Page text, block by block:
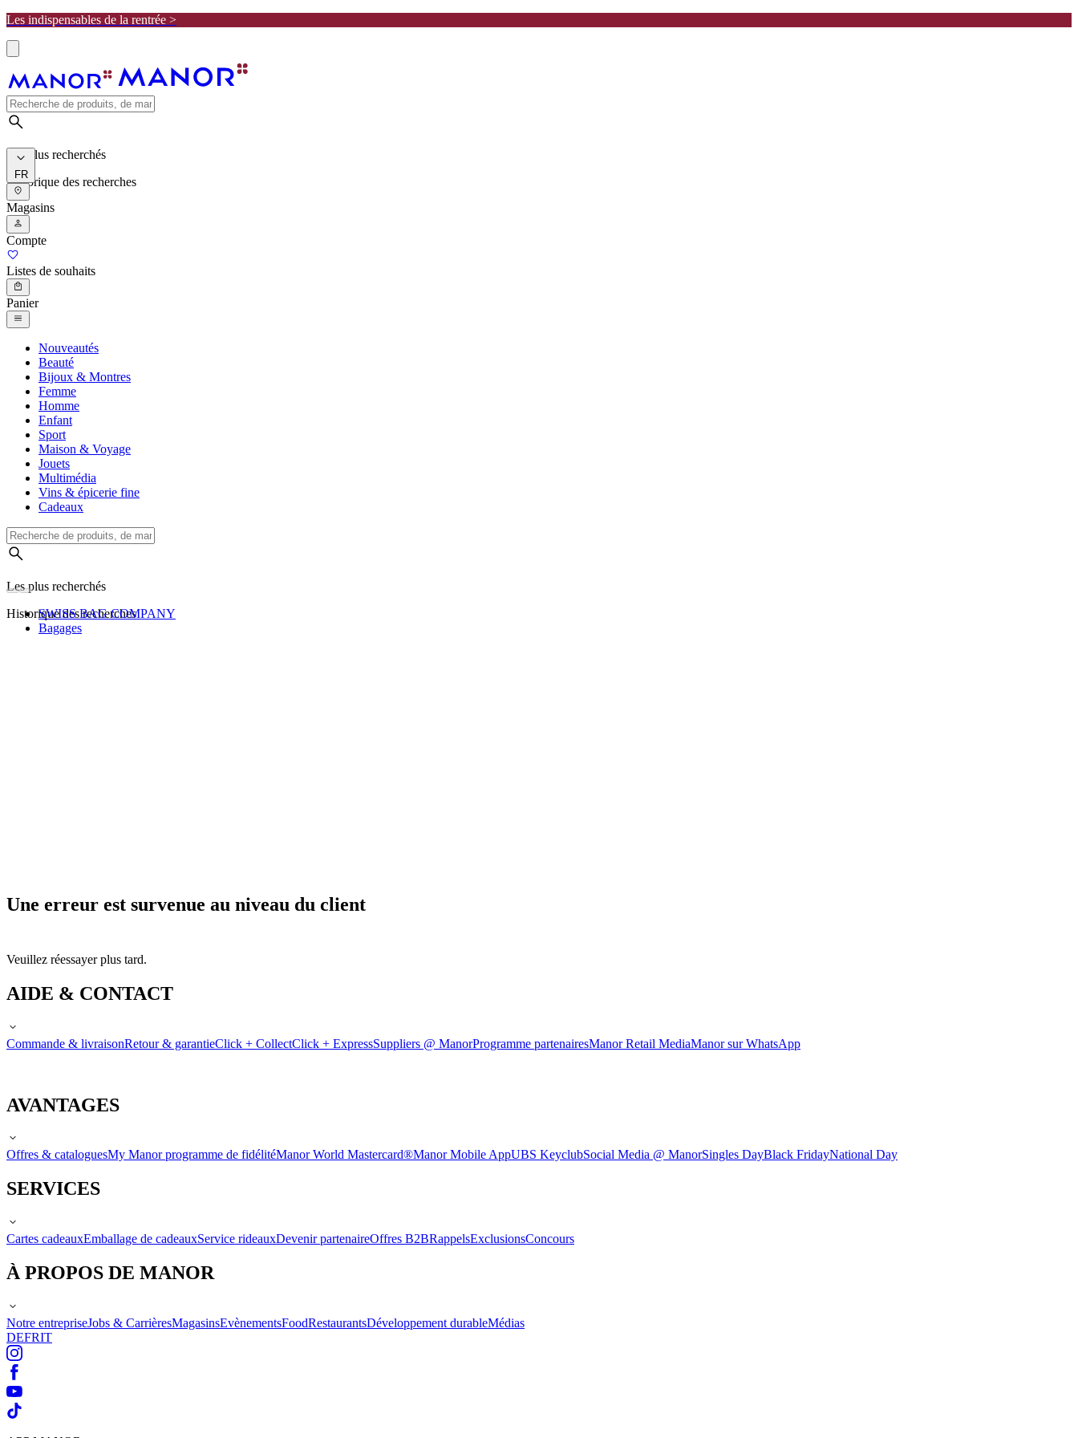
Les indispensables de la rentrée >
Les plus recherchés
Historique des recherches
FR
Magasins
Compte
Listes de souhaits
Panier
Nouveautés
Beauté
Bijoux & Montres
Femme
Homme
Enfant
Sport
Maison & Voyage
Jouets
Multimédia
Vins & épicerie fine
Cadeaux
Les plus recherchés
Historique des recherches
SWISS BAG COMPANY
Bagages
Une erreur est survenue au niveau du client
Veuillez réessayer plus tard.
AIDE & CONTACT
Commande & livraisonRetour & garantieClick + CollectClick + ExpressSuppliers @ ManorProgramme partenairesManor Retail MediaManor sur WhatsApp
AVANTAGES
Offres & cataloguesMy Manor programme de fidélitéManor World Mastercard®Manor Mobile AppUBS KeyclubSocial Media @ ManorSingles DayBlack FridayNational Day
SERVICES
Cartes cadeauxEmballage de cadeauxService rideauxDevenir partenaireOffres B2BRappelsExclusionsConcours
À PROPOS DE MANOR
Notre entrepriseJobs & CarrièresMagasinsEvènementsFoodRestaurantsDéveloppement durableMédias
DEFRIT